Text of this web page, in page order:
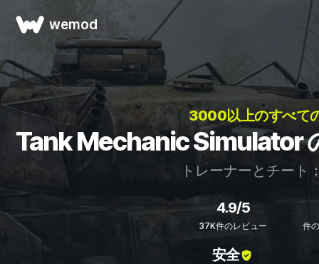
wemod
3000以上のすべて
Tank Mechanic Simulator
トレーナーとチート
4.9/5
37K件のレビュー 件
安全